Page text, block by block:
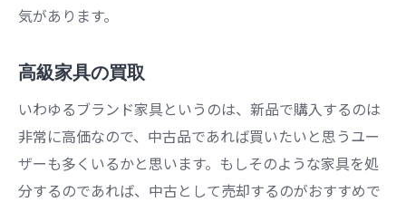
気があります。
高級家具の買取
いわゆるブランド家具というのは、新品で購入するのは
非常に高価なので、中古品であれば買いたいと思うユー
ザーも多くいるかと思います。もしそのような家具を処
分するのであれば、中古として売却するのがおすすめで